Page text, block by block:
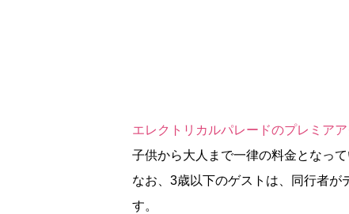
エレクトリカルパレードのプレミア
子供から大人まで一律の料金となって
なお、3歳以下のゲストは、同行者
す。